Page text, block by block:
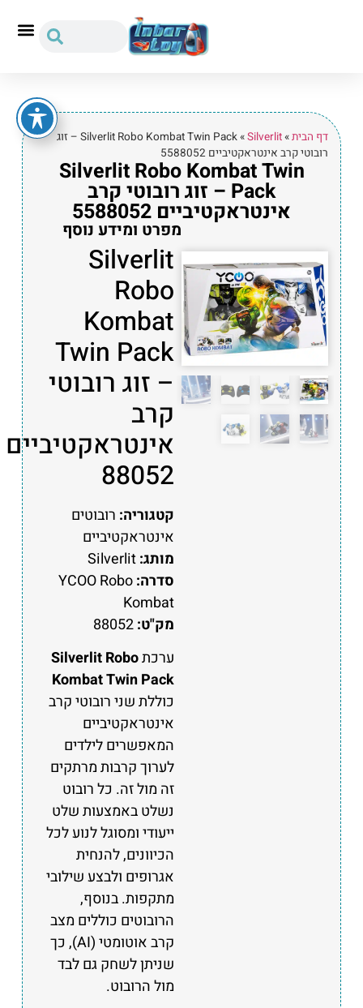
דף הבית»
Silverlit
»
Silverlit Robo Kombat Twin Pack – זוג
רובוטי קרב אינטראקטיביים 5588052
Silverlit Robo Kombat Twin
Pack – זוג רובוטי קרב
אינטראקטיביים 5588052
מפרט ומידע נוסף
Silverlit
Robo
Kombat
Twin Pack
– זוג רובוטי
קרב
אינטראקטיביים
88052
קטגוריה: רובוטים
אינטראקטיביים
מותג:Silverlit
סדרה:YCOO Robo
Kombat
מק"ט:88052
ערכתSilverlit Robo
Kombat Twin Pack
כוללת שני רובוטי קרב
אינטראקטיביים
המאפשרים לילדים
לערוך קרבות מרתקים
זה מול זה. כל רובוט
נשלט באמצעות שלט
ייעודי ומסוגל לנוע לכל
הכיוונים, להנחית
אגרופים ולבצע שילובי
מתקפות. בנוסף,
הרובוטים כוללים מצב
קרב אוטומטי (AI), כך
שניתן לשחק גם לבד
מול הרובוט.